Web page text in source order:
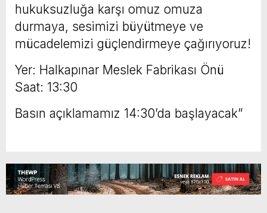
hukuksuzluğa karşı omuz omuza
durmaya, sesimizi büyütmeye ve
mücadelemizi güçlendirmeye çağırıyoruz!
Yer: Halkapınar Meslek Fabrikası Önü
Saat: 13:30
Basın açıklamamız 14:30’da başlayacak”